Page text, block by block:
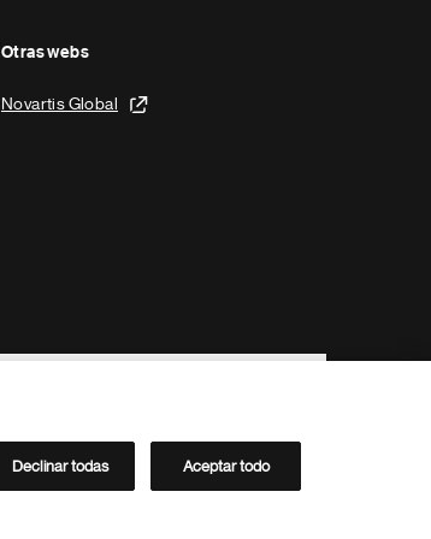
Otras webs
Novartis Global
Directorio de Novartis
Declinar todas Aceptar todo